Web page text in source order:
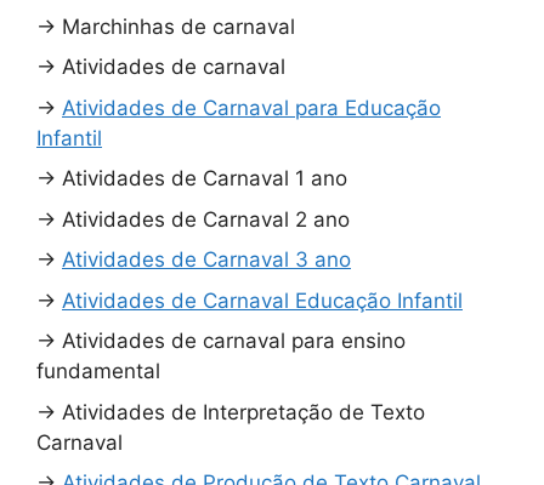
→ Marchinhas de carnaval
→ Atividades de carnaval
→ Atividades de Carnaval para Educação
Infantil
→ Atividades de Carnaval 1 ano
→ Atividades de Carnaval 2 ano
→ Atividades de Carnaval 3 ano
→ Atividades de Carnaval Educação Infantil
→ Atividades de carnaval para ensino
fundamental
→ Atividades de Interpretação de Texto
Carnaval